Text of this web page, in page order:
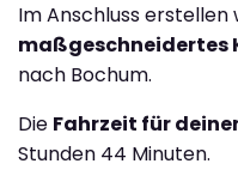
Im Anschluss
maßgeschneidertes
nach Bochum.
Die Fahrzeit für
Stunden 44 Minuten.